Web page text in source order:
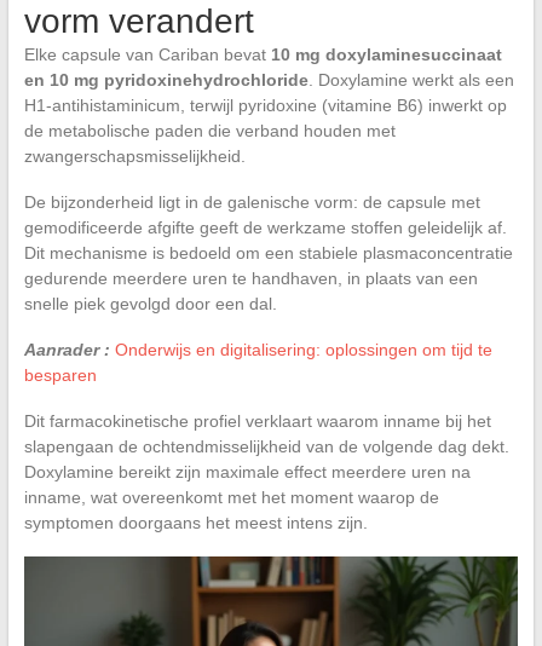
vorm verandert
Elke capsule van Cariban bevat 10 mg doxylaminesuccinaat
en 10 mg pyridoxinehydrochloride. Doxylamine werkt als een
H1-antihistaminicum, terwijl pyridoxine (vitamine B6) inwerkt op
de metabolische paden die verband houden met
zwangerschapsmisselijkheid.
De bijzonderheid ligt in de galenische vorm: de capsule met
gemodificeerde afgifte geeft de werkzame stoffen geleidelijk af.
Dit mechanisme is bedoeld om een stabiele plasmaconcentratie
gedurende meerdere uren te handhaven, in plaats van een
snelle piek gevolgd door een dal.
Aanrader : Onderwijs en digitalisering: oplossingen om tijd te
besparen
Dit farmacokinetische profiel verklaart waarom inname bij het
slapengaan de ochtendmisselijkheid van de volgende dag dekt.
Doxylamine bereikt zijn maximale effect meerdere uren na
inname, wat overeenkomt met het moment waarop de
symptomen doorgaans het meest intens zijn.